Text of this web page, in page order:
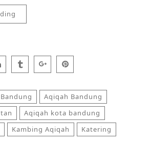
Aqiqah Bandung
Aqiqah kota bandung
Kambing Aqiqah Katering